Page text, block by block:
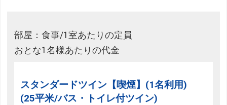
部屋：食事/1室あたりの定員
おとな1名様あたりの代金
スタンダードツイン【喫煙】(1名利用)
(25平米/バス・トイレ付ツイン)